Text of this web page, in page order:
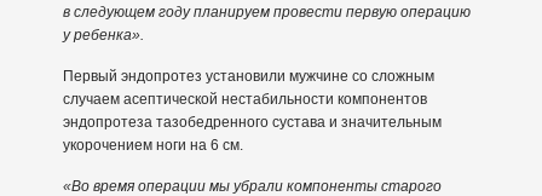
в следующем году планируем провести первую операцию
у ребенка».
Первый эндопротез установили мужчине со сложным
случаем асептической нестабильности компонентов
эндопротеза тазобедренного сустава и значительным
укорочением ноги на 6 см.
«Во время операции мы убрали компоненты старого